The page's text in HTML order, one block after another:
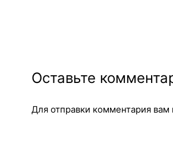
Оставьте
Для отправки комментария